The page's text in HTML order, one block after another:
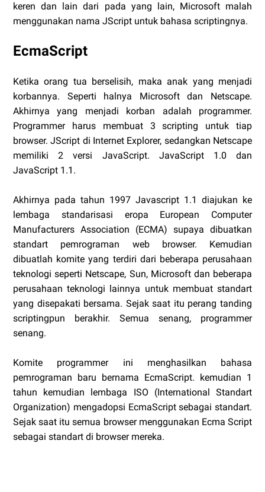
keren dan lain dari pada yang lain, Microsoft malah
menggunakan nama JScript untuk bahasa scriptingnya.
EcmaScript
Ketika orang tua berselisih, maka anak yang menjadi
korbannya. Seperti halnya Microsoft dan Netscape.
Akhirnya yang menjadi korban adalah programmer.
Programmer harus membuat 3 scripting untuk tiap
browser. JScript di Internet Explorer, sedangkan Netscape
memiliki 2 versi JavaScript. JavaScript 1.0 dan
JavaScript 1.1.
Akhirnya pada tahun 1997 Javascript 1.1 diajukan ke
lembaga standarisasi eropa European Computer
Manufacturers Association (ECMA) supaya dibuatkan
standart pemrograman web browser. Kemudian
dibuatlah komite yang terdiri dari beberapa perusahaan
teknologi seperti Netscape, Sun, Microsoft dan beberapa
perusahaan teknologi lainnya untuk membuat standart
yang disepakati bersama. Sejak saat itu perang tanding
scriptingpun berakhir. Semua senang, programmer
senang.
Komite programmer ini menghasilkan bahasa
pemrograman baru bernama EcmaScript. kemudian 1
tahun kemudian lembaga ISO (International Standart
Organization) mengadopsi EcmaScript sebagai standart.
Sejak saat itu semua browser menggunakan Ecma Script
sebagai standart di browser mereka.